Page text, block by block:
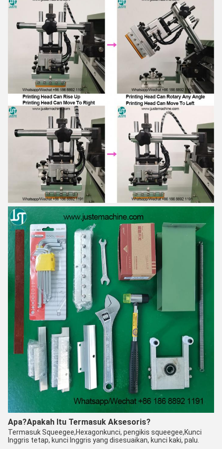
Apa?Apakah Itu Termasuk Aksesoris?
Termasuk Squeegee,Hexagonkunci, pengikis squeegee,Kunci
Inggris tetap, kunci Inggris yang disesuaikan, kunci kaki, palu.